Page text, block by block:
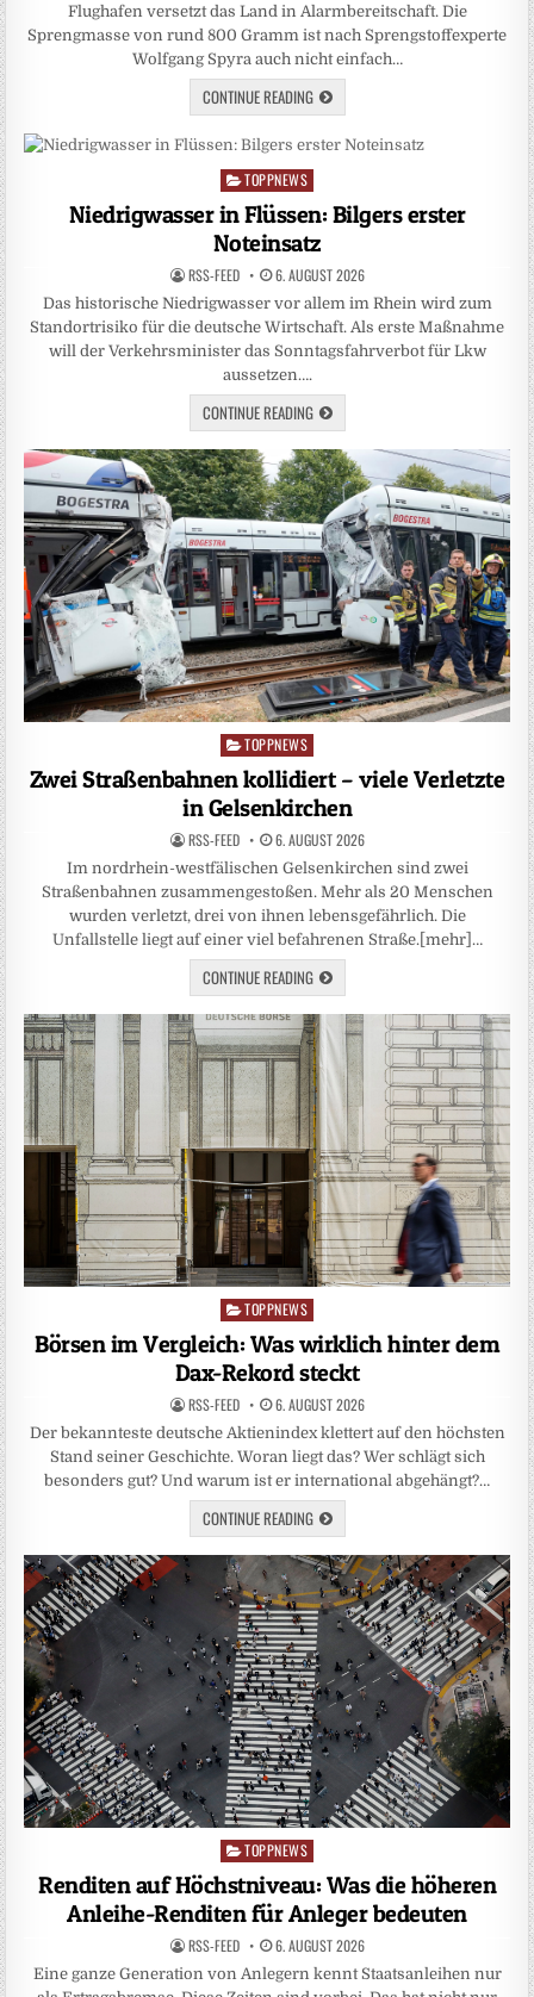
Flughafen versetzt das Land in Alarmbereitschaft. Die
Sprengmasse von rund 800 Gramm ist nach Sprengstoffexperte
Wolfgang Spyra auch nicht einfach…
CONTINUE READING
Posted
in
TOPPNEWS
Niedrigwasser in Flüssen: Bilgers erster
Noteinsatz
RSS-FEED 6. AUGUST 2026
Das historische Niedrigwasser vor allem im Rhein wird zum
Standortrisiko für die deutsche Wirtschaft. Als erste Maßnahme
will der Verkehrsminister das Sonntagsfahrverbot für Lkw
aussetzen….
CONTINUE READING
Posted
TOPPNEWS
Zwei Straßenbahnen kollidiert – viele Verletzte
in Gelsenkirchen
RSS-FEED 6. AUGUST 2026
Im nordrhein-westfälischen Gelsenkirchen sind zwei
Straßenbahnen zusammengestoßen. Mehr als 20 Menschen
wurden verletzt, drei von ihnen lebensgefährlich. Die
Unfallstelle liegt auf einer viel befahrenen Straße.[mehr]…
CONTINUE READING
Posted
in
TOPPNEWS
Börsen im Vergleich: Was wirklich hinter dem
Dax-Rekord steckt
RSS-FEED 6. AUGUST 2026
Der bekannteste deutsche Aktienindex klettert auf den höchsten
Stand seiner Geschichte. Woran liegt das? Wer schlägt sich
besonders gut? Und warum ist er international abgehängt?…
CONTINUE READING
Posted
in
TOPPNEWS
Renditen auf Höchstniveau: Was die höheren
Anleihe-Renditen für Anleger bedeuten
RSS-FEED 6. AUGUST 2026
Eine ganze Generation von Anlegern kennt Staatsanleihen nur